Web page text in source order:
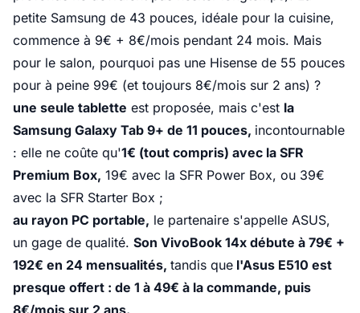
petite Samsung de 43 pouces, idéale pour la cuisine,
commence à 9€ + 8€/mois pendant 24 mois. Mais
pour le salon, pourquoi pas une Hisense de 55 pouces
pour à peine 99€ (et toujours 8€/mois sur 2 ans) ?
une seule tablette est proposée, mais c'est la
Samsung Galaxy Tab 9+ de 11 pouces, incontournable
: elle ne coûte qu'1€ (tout compris) avec la SFR
Premium Box, 19€ avec la SFR Power Box, ou 39€
avec la SFR Starter Box ;
au rayon PC portable, le partenaire s'appelle ASUS,
un gage de qualité. Son VivoBook 14x débute à 79€ +
192€ en 24 mensualités, tandis que l'Asus E510 est
presque offert : de 1 à 49€ à la commande, puis